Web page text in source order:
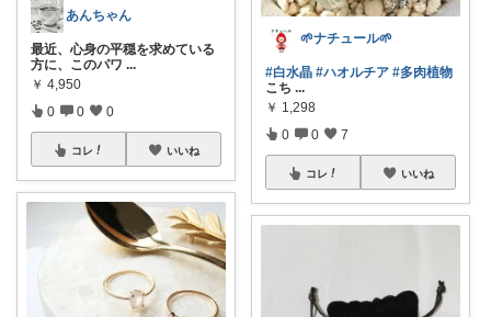
あんちゃん
最近、心身の平穏を求めている
方に、このパワ ...
￥ 4,950
0 0 0
コレ いいね
🌱ナチュール🌱
#白水晶 #ハオルチア #多肉植物
こち ...
￥ 1,298
0 0 7
コレ いいね